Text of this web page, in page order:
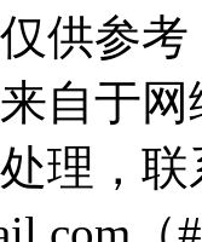
供参
自于
理，